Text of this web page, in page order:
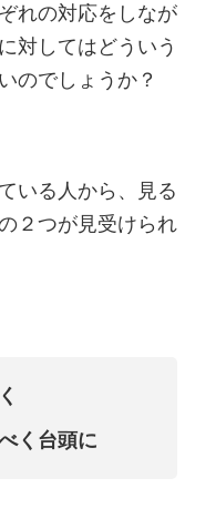
れの対応をしなが
対してはどういう
のでしょうか？
いる人から、見る
２つが見受けられ
く台頭に